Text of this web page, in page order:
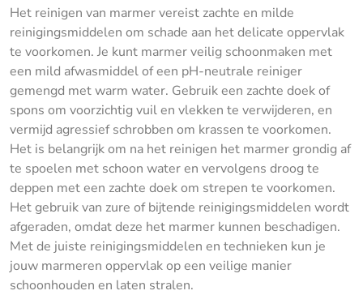
Het reinigen van marmer vereist zachte en milde
reinigingsmiddelen om schade aan het delicate oppervlak
te voorkomen. Je kunt marmer veilig schoonmaken met
een mild afwasmiddel of een pH-neutrale reiniger
gemengd met warm water. Gebruik een zachte doek of
spons om voorzichtig vuil en vlekken te verwijderen, en
vermijd agressief schrobben om krassen te voorkomen.
Het is belangrijk om na het reinigen het marmer grondig af
te spoelen met schoon water en vervolgens droog te
deppen met een zachte doek om strepen te voorkomen.
Het gebruik van zure of bijtende reinigingsmiddelen wordt
afgeraden, omdat deze het marmer kunnen beschadigen.
Met de juiste reinigingsmiddelen en technieken kun je
jouw marmeren oppervlak op een veilige manier
schoonhouden en laten stralen.